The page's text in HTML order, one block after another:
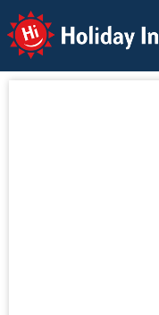
Holiday Info